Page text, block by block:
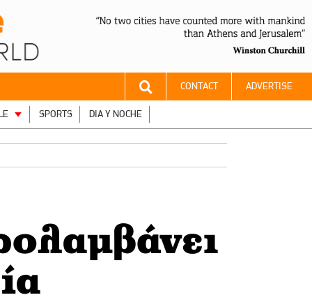
CONTACT ADVERTISE
SPORTS DIA Y NOCHE